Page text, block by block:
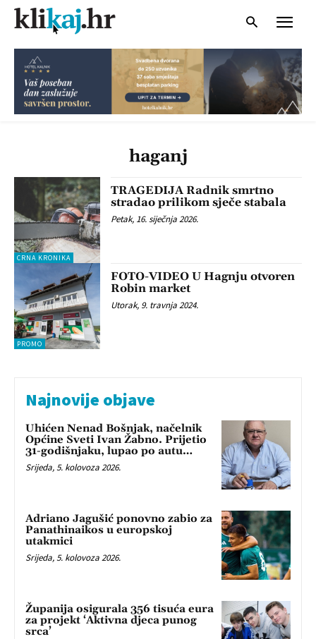
haganj
CRNA KRONIKA
TRAGEDIJA Radnik smrtno
stradao prilikom sječe stabala
Petak, 16. siječnja 2026.
PROMO
FOTO-VIDEO U Hagnju otvoren
Robin market
Utorak, 9. travnja 2024.
Najnovije objave
Uhićen Nenad Bošnjak, načelnik
Općine Sveti Ivan Žabno. Prijetio
31-godišnjaku, lupao po autu…
Srijeda, 5. kolovoza 2026.
Adriano Jagušić ponovno zabio za
Panathinaikos u europskoj
utakmici
Srijeda, 5. kolovoza 2026.
Županija osigurala 356 tisuća eura
za projekt ‘Aktivna djeca punog
srca’